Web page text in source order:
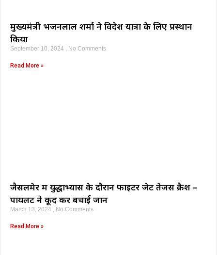
मुख्यमंत्री भजनलाल शर्मा ने विदेश यात्रा के लिए प्रस्थान
किया
September 10, 2024 No Comments
Read More »
जैसलमेर में युद्धाभ्यास के दौरान फाइटर जेट तेजस क्रैश –
पायलट ने कूद कर बचाई जान
March 13, 2024 No Comments
Read More »